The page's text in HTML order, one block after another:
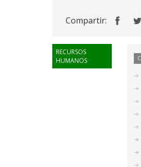
Compartir:
RECURSOS
HUMANOS